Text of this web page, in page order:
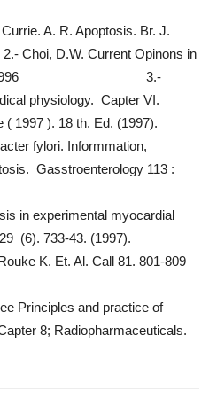
A. R. Apoptosis. Br. J.
Choi, D.W. Current Opinons in
672 ( 1996 3.-
physiology. Capter VI.
( 1997 ). 18 th. Ed. (1997).
fylori. Informmation,
Gasstroenterology 113 :
in experimental myocardial
(6). 733-43. (1997).
K. Et. Al. Call 81. 801-809
Principles and practice of
8; Radiopharmaceuticals.